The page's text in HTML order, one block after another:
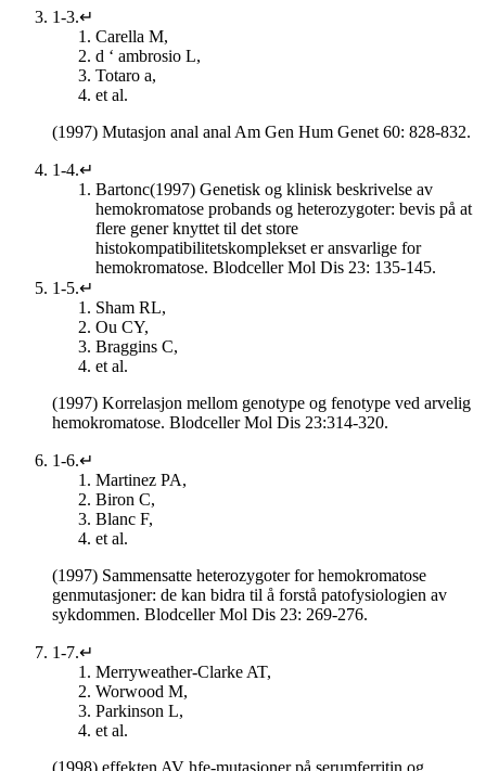
1-3.↵
Carella M,
d ‘ ambrosio L,
Totaro a,
et al.
(1997) Mutasjon anal anal Am Gen Hum Genet 60: 828-832.
1-4.↵
Bartonc(1997) Genetisk og klinisk beskrivelse av
hemokromatose probands og heterozygoter: bevis på at
flere gener knyttet til det store
histokompatibilitetskomplekset er ansvarlige for
hemokromatose. Blodceller Mol Dis 23: 135-145.
1-5.↵
Sham RL,
Ou CY,
Braggins C,
et al.
(1997) Korrelasjon mellom genotype og fenotype ved arvelig
hemokromatose. Blodceller Mol Dis 23:314-320.
1-6.↵
Martinez PA,
Biron C,
Blanc F,
et al.
(1997) Sammensatte heterozygoter for hemokromatose
genmutasjoner: de kan bidra til å forstå patofysiologien av
sykdommen. Blodceller Mol Dis 23: 269-276.
1-7.↵
Merryweather-Clarke AT,
Worwood M,
Parkinson L,
et al.
(1998) effekten AV hfe-mutasjoner på serumferritin og